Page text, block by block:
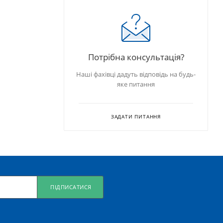
Потрібна консультація?
Наші фахівці дадуть відповідь на будь-
яке питання
ЗАДАТИ ПИТАННЯ
ПІДПИСАТИСЯ